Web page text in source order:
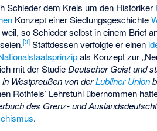
Schieder dem Kreis um den Historiker
Konzept einer Siedlungsgeschichte
so Schieder selbst in einem Brief
[3] Stattdessen verfolgte er einen
als Konzept zur
mit der StudieDeutscher Geist und
Westpreußen von derLubliner Union
Rothfels’ Lehrstuhl übernommen
des Grenz- und
.